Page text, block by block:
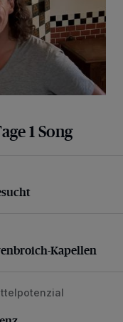
1 Song
Kapellen
Kapellen